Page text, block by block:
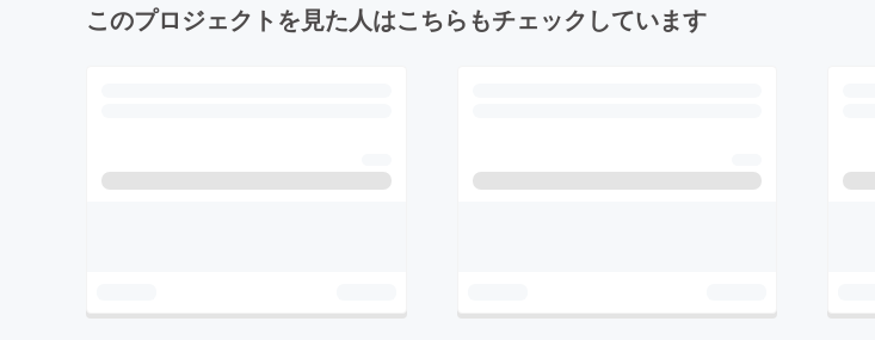
このプロジェクトを見た人はこちらもチェックしています